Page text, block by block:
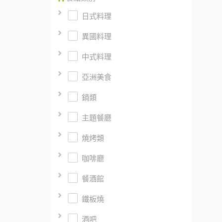
日式料理
異國料理
中式料理
亞洲美食
鍋類
主題餐廳
燒烤類
咖啡廳
餐酒館
鐵板燒
酒吧